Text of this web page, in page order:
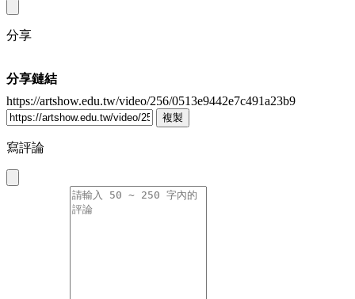
分享
分享鏈結
https://artshow.edu.tw/video/256/0513e9442e7c491a23b9
複製
寫評論